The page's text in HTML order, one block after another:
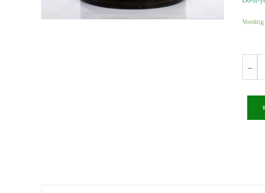
Vorrätig
Menge
–